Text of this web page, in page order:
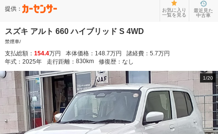
提供：
お気に入り
一覧を見る
最近見た
中古車
スズキ アルト 660 ハイブリッド S 4WD
禁煙車/
支払総額： 154.4万円 本体価格： 148.7万円 諸経費： 5.7万円
年式： 2025年 走行距離： 830km 修復歴： なし
1/20